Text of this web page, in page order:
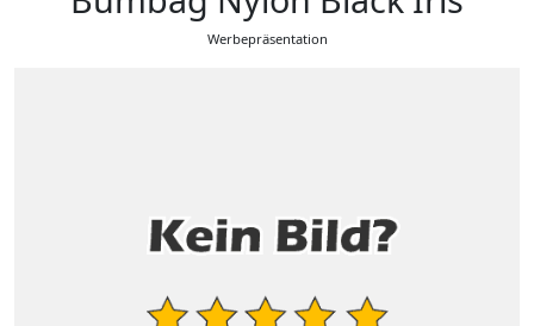
Werbepräsentation